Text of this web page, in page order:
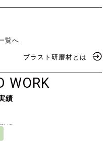
覧へ
ブラスト研磨材とは
WORK
績